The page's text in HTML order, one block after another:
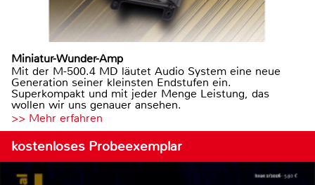
Miniatur-Wunder-Amp
Mit der M-500.4 MD läutet Audio System eine neue
Generation seiner kleinsten Endstufen ein.
Superkompakt und mit jeder Menge Leistung, das
wollen wir uns genauer ansehen.
>> Mehr erfahren
kostenloses Probeexemplar